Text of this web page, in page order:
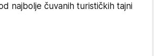
najbolje čuvanih turističkih tajni